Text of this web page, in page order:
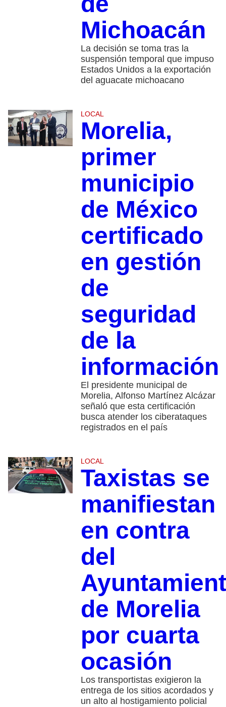
Michoacán
La decisión se toma tras la
suspensión temporal que impuso
Estados Unidos a la exportación
del aguacate michoacano
LOCAL
Morelia,
primer
municipio
de México
certificado
en gestión
de
seguridad
de la
información
El presidente municipal de
Morelia, Alfonso Martínez Alcázar
señaló que esta certificación
busca atender los ciberataques
registrados en el país
LOCAL
Taxistas se
manifiestan
en contra
del
de Morelia
por cuarta
ocasión
Los transportistas exigieron la
entrega de los sitios acordados y
un alto al hostigamiento policial